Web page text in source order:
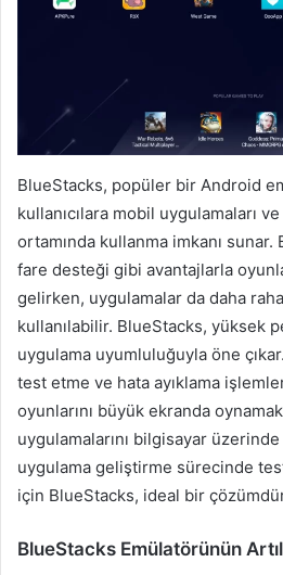
BlueStacks, popüler bir Android
kullanıcılara mobil uygulamaları
ortamında kullanma imkanı
fare desteği gibi avantajlarla
gelirken, uygulamalar da daha
kullanılabilir. BlueStacks, yüksek
uygulama uyumluluğuyla öne
test etme ve hata ayıklama
oyunlarını büyük ekranda
uygulamalarını bilgisayar
uygulama geliştirme sürecinde
için BlueStacks, ideal bir
BlueStacks Emülatörünün